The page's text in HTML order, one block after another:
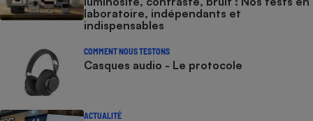
laboratoire, indépendants et
indispensables
COMMENT NOUS TESTONS
Casques audio - Le protocole
ACTUALITÉ